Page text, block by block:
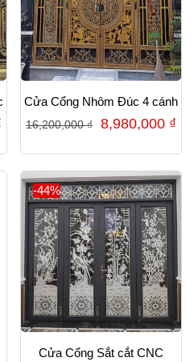
Giá
tại
8,998,000 ₫.
Cửa Cổng Nhôm Đúc 4 cánh
16,200,000₫
Giá
là:
16,200,000 ₫.
8,980,000 ₫
tại
là:
-44%
Cửa Cổng Sắt cắt CNC